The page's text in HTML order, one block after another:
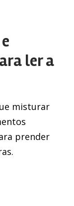
ler a
misturar
prender